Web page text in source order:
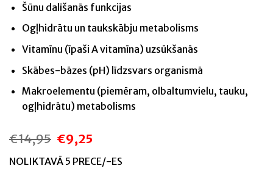
Šūnu dalīšanās funkcijas
Ogļhidrātu un taukskābju metabolisms
Vitamīnu (īpaši A vitamīna) uzsūkšanās
Skābes-bāzes (pH) līdzsvars organismā
Makroelementu (piemēram, olbaltumvielu, tauku,
ogļhidrātu) metabolisms
€14,95 Original
price
was:
€14,95.
€9,25
is:
€9,25.
NOLIKTAVĀ 5 PRECE/-ES